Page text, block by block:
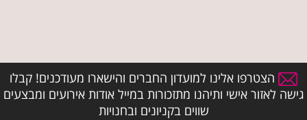
הצטרפו אלינו למועדון החברים והישארו מעודכנים! קבלו
גישה לאזור אישי ותיהנו מתזכורות במייל אודות אירועים ומבצעים
שווים בקניונים ובחנויות